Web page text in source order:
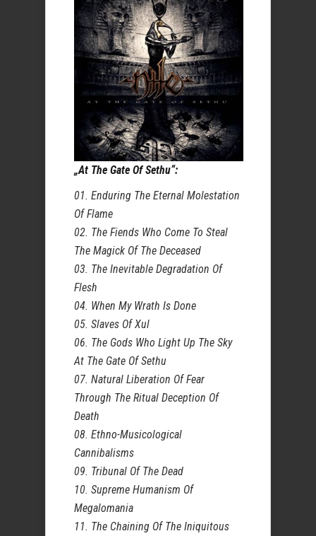
„At The Gate Of Sethu“:
01. Enduring The Eternal Molestation
Of Flame
02. The Fiends Who Come To Steal
The Magick Of The Deceased
03. The Inevitable Degradation Of
Flesh
04. When My Wrath Is Done
05. Slaves Of Xul
06. The Gods Who Light Up The Sky
At The Gate Of Sethu
07. Natural Liberation Of Fear
Through The Ritual Deception Of
Death
08. Ethno-Musicological
Cannibalisms
09. Tribunal Of The Dead
10. Supreme Humanism Of
Megalomania
11. The Chaining Of The Iniquitous